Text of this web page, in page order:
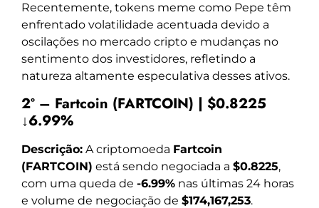
Recentemente, tokens meme como Pepe têm
enfrentado volatilidade acentuada devido a
oscilações no mercado cripto e mudanças no
sentimento dos investidores, refletindo a
natureza altamente especulativa desses ativos.
2º – Fartcoin (FARTCOIN) | $0.8225
↓6.99%
Descrição: A criptomoeda Fartcoin
(FARTCOIN) está sendo negociada a $0.8225,
com uma queda de -6.99% nas últimas 24 horas
e volume de negociação de $174,167,253.